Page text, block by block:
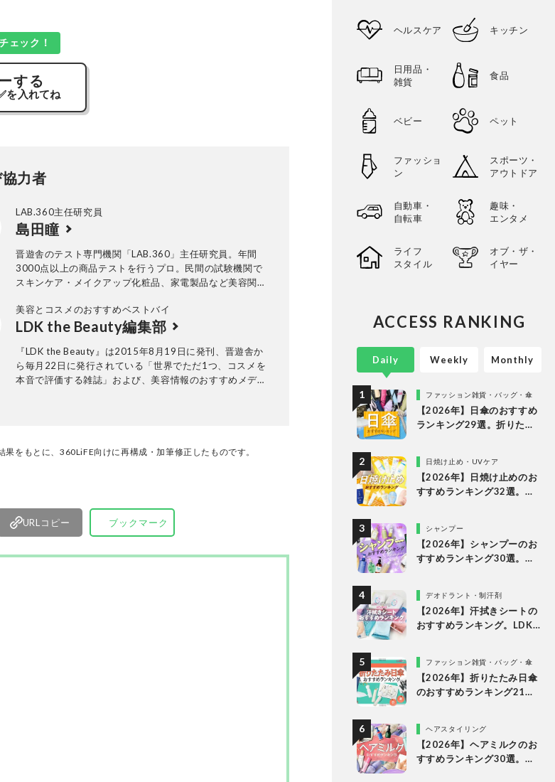
ェック！
する
を入れてね
力者
LAB.360主任研究員
島田瞳
晋遊舎のテスト専門機関「LAB.360」主任研究員。年間
3000点以上の商品テストを行うプロ。民間の試験機関で
スキンケア・メイクアップ化粧品、家電製品など美容関連
う。メーカーや出版社からの依頼試験に従事し、ユニーク
なビジュアル性を伴う分かりやすい評価作成に努め、業界
心がけている。
美容とコスメのおすすめベストバイ
LDK the Beauty編集部
『LDK the Beauty』は2015年8月19日に発刊、晋遊舎か
ら毎月22日に発行されている「世界でただ1つ、コスメを
本音で評価する雑誌」および、美容情報のおすすめメディ
『LDK』と同様、メーカーに忖度する事なく、編集部と専
をもとに、360LiFE向けに再構成・加筆修正したものです。
URLコピー ブックマーク
ヘルスケア キッチン
日用品・
雑貨
食品
ベビー ペット
ファッショ
ン
スポーツ・
アウトドア
自動車・
自転車
趣味・
エンタメ
ライフ
スタイル
オブ・ザ・
イヤー
ACCESS RANKING
Daily
ファッション雑貨・バッグ・傘
【2026年】日傘のおすすめ
ランキング29選。折りたた
日焼け止め・UVケア
【2026年】日焼け止めのお
すすめランキング32選。
どの人気商品を徹底比較
シャンプー
【2026年】シャンプーのお
すすめランキング30選。ド
デオドラント・制汗剤
【2026年】汗拭きシートの
おすすめランキング。LDK
ファッション雑貨・バッグ・傘
【2026年】折りたたみ日傘
のおすすめランキング21
ヘアスタイリング
【2026年】ヘアミルクのお
すすめランキング30選。
Weekly Monthly